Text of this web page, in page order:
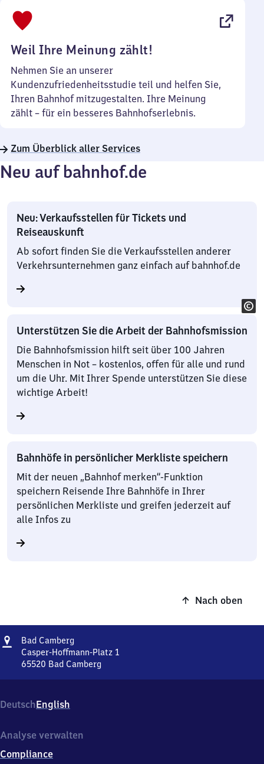
Weil Ihre Meinung zählt!
Nehmen Sie an unserer
Kundenzufriedenheitsstudie teil und helfen Sie,
Ihren Bahnhof mitzugestalten. Ihre Meinung
zählt – für ein besseres Bahnhofserlebnis.
Zum Überblick aller Services
Neu auf bahnhof.de
Neu: Verkaufsstellen für Tickets und
Reiseauskunft
Ab sofort finden Sie die Verkaufsstellen anderer
Verkehrsunternehmen ganz einfach auf bahnhof.de
Unterstützen Sie die Arbeit der Bahnhofsmission
Die Bahnhofsmission hilft seit über 100 Jahren
Menschen in Not – kostenlos, offen für alle und rund
um die Uhr. Mit Ihrer Spende unterstützen Sie diese
wichtige Arbeit!
Bahnhöfe in persönlicher Merkliste speichern
Mit der neuen „Bahnhof merken“-Funktion
speichern Reisende Ihre Bahnhöfe in Ihrer
persönlichen Merkliste und greifen jederzeit auf
alle Infos zu
Nach oben
Adresse
Bad Camberg
d
Camberg
Casper-Hoffmann-Platz 1
65520 Bad Camberg
Camberg,
Casper-
Platz
6
DeutschEnglish
Analyse verwalten
Compliance